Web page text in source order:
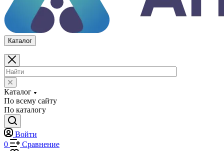
Войти
0
Сравнение
0
Избранное
0 Корзина